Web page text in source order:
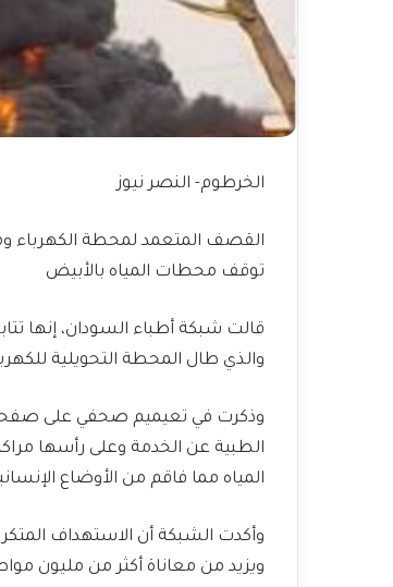
الخرطوم- النصر نيوز
القصف المتعمد لمحطة الكهرباء
توقف محطات المياه بالأبيض
قالت شبكة أطباء السودان، إنها
والذي طال المحطة التحويلية
وذكرت في تعيميم صحفي على
الطبية عن الخدمة وعلى رأسها
المياه مما فاقم من الأوضاع
وأكدت الشبكة أن الاستهداف
ويزيد من معاناة أكثر من مليون